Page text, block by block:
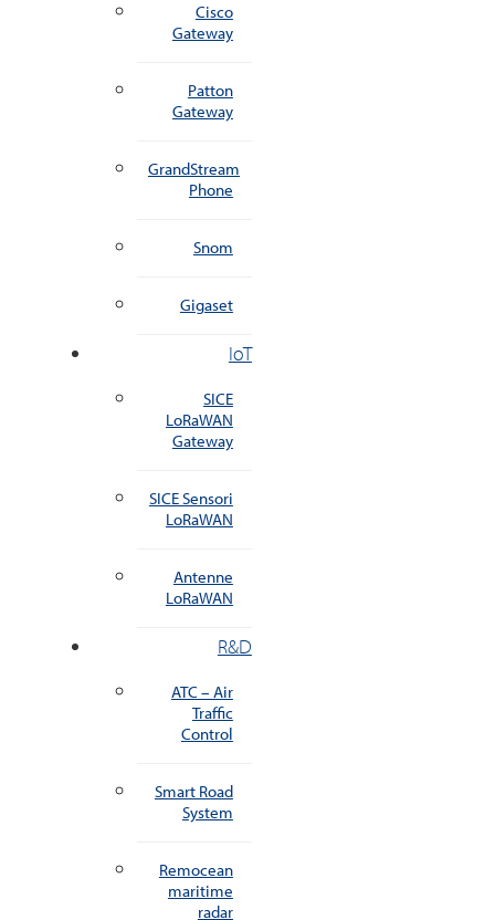
Cisco
Gateway
Patton
Gateway
GrandStream
Phone
Snom
Gigaset
IoT
SICE
LoRaWAN
Gateway
SICE Sensori
LoRaWAN
Antenne
LoRaWAN
R&D
ATC – Air
Traffic
Control
Smart Road
System
Remocean
maritime
radar